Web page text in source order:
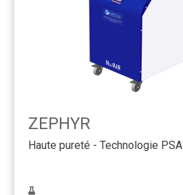
ZEPHYR
Haute pureté - Technologie PSA